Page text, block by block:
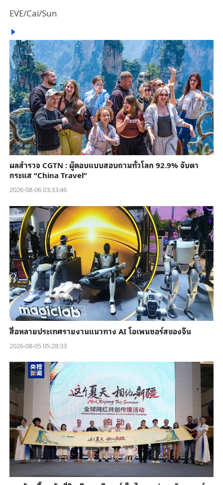
EVE/Cai/Sun
ผลสำรวจ CGTN : ผู้ตอบแบบสอบถามทั่วโลก 92.9% จับตา
กระแส “China Travel”
2026-08-06 03:33:46
สื่อหลายประเทศรายงานแนวทาง AI โอเพนซอร์สของจีน
2026-08-05 05:28:33